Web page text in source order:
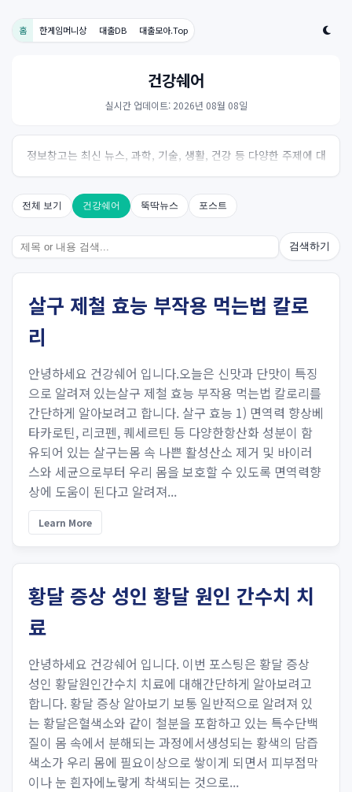
홈 한게임머니상 대출DB 대출모아.Top
건강쉐어
실시간 업데이트: 2026년 08월 08일
정보창고는 최신 뉴스, 과학, 기술, 생활, 건강 등 다양한 주제에 대
한 신뢰성 있는 정보를 제공하는 온라인 자료실입니다.
전체 보기 건강쉐어 뚝딱뉴스 포스트
검색하기
살구 제철 효능 부작용 먹는법 칼로
리
안녕하세요 건강쉐어 입니다.오늘은 신맛과 단맛이 특징
으로 알려져 있는살구 제철 효능 부작용 먹는법 칼로리를
간단하게 알아보려고 합니다. 살구 효능 1) 면역력 향상베
타카로틴, 리코펜, 퀘세르틴 등 다양한항산화 성분이 함
유되어 있는 살구는몸 속 나쁜 활성산소 제거 및 바이러
스와 세균으로부터 우리 몸을 보호할 수 있도록 면역력향
상에 도움이 된다고 알려져...
Learn More
황달 증상 성인 황달 원인 간수치 치
료
안녕하세요 건강쉐어 입니다. 이번 포스팅은 황달 증상
성인 황달원인간수치 치료에 대해간단하게 알아보려고
합니다. 황달 증상 알아보기 보통 일반적으로 알려져 있
는 황달은혈색소와 같이 철분을 포함하고 있는 특수단백
질이 몸 속에서 분해되는 과정에서생성되는 황색의 담즙
색소가 우리 몸에 필요이상으로 쌓이게 되면서 피부점막
이나 눈 흰자에노랗게 착색되는 것으로...